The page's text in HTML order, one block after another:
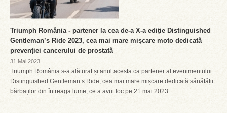
Triumph România - partener la cea de-a X-a ediție Distinguished
Gentleman’s Ride 2023, cea mai mare mișcare moto dedicată
prevenției cancerului de prostată
31 Mai 2023
Triumph România s-a alăturat și anul acesta ca partener al evenimentului
Distinguished Gentleman’s Ride, cea mai mare mișcare dedicată sănătății
bărbaților din întreaga lume, ce a avut loc pe 21 mai 2023....